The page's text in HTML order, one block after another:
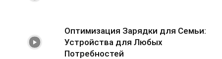
Оптимизация Зарядки для Семьи:
Устройства для Любых
Потребностей